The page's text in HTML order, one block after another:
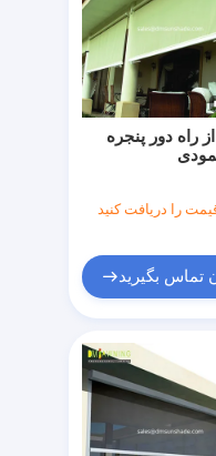
راه دور پنجره
را دریافت کنید
تماس بگیرید